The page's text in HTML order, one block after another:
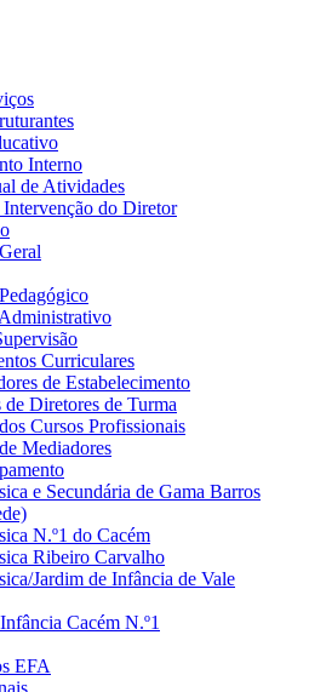
Interno
de Atividades
Intervenção do Diretor
Curriculares
de Estabelecimento
de Diretores de Turma
Cursos Profissionais
Mediadores
e Secundária de Gama Barros
N.º1 do Cacém
Ribeiro Carvalho
Jardim de Infância de Vale
Cacém N.º1
EFA